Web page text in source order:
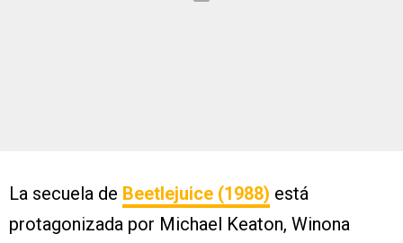
La secuela de Beetlejuice (1988) está
protagonizada por Michael Keaton, Winona